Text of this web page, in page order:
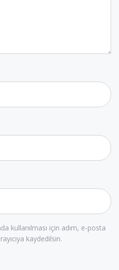
kullanılması için adım, e-posta
kaydedilsin.